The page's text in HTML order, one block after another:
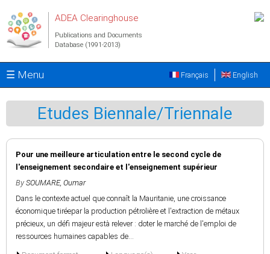
ADEA Clearinghouse
Publications and Documents
Database (1991-2013)
☰ Menu English
Français
Etudes Biennale/Triennale
Pour une meilleure articulation entre le second cycle de
l'enseignement secondaire et l'enseignement supérieur
By SOUMARE, Oumar
Dans le contexte actuel que connaît la Mauritanie, une croissance
économique tiréepar la production pétrolière et l'extraction de métaux
précieux, un défi majeur està relever : doter le marché de l'emploi de
ressources humaines capables de...